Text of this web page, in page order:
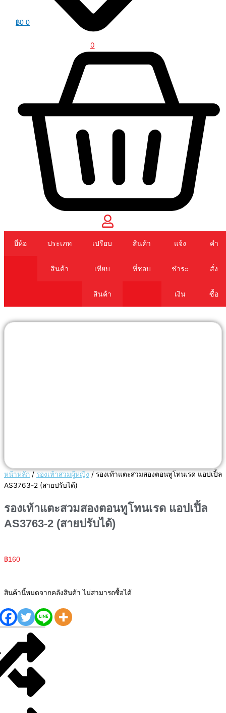
0
฿0 0
Cart
ยี่ห้อ ประเภท
สินค้า
เปรียบ
เทียบ
สินค้า
สินค้า
ที่ชอบ
แจ้ง
ชำระ
เงิน
คำ
สั่ง
ซื้อ
หน้าหลัก / รองเท้าสวมผู้หญิง / รองเท้าแตะสวมสองตอนทูโทนเรด แอปเปิ้ล
AS3763-2 (สายปรับได้)
รองเท้าแตะสวมสองตอนทูโทนเรด แอปเปิ้ล
AS3763-2 (สายปรับได้)
฿160
สินค้านี้หมดจากคลังสินค้า ไม่สามารถซื้อได้